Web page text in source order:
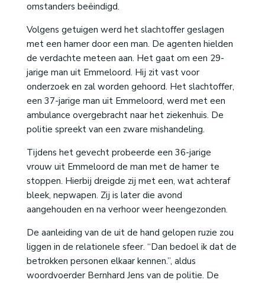
omstanders beëindigd.
Volgens getuigen werd het slachtoffer geslagen
met een hamer door een man. De agenten hielden
de verdachte meteen aan. Het gaat om een 29-
jarige man uit Emmeloord. Hij zit vast voor
onderzoek en zal worden gehoord. Het slachtoffer,
een 37-jarige man uit Emmeloord, werd met een
ambulance overgebracht naar het ziekenhuis. De
politie spreekt van een zware mishandeling.
Tijdens het gevecht probeerde een 36-jarige
vrouw uit Emmeloord de man met de hamer te
stoppen. Hierbij dreigde zij met een, wat achteraf
bleek, nepwapen. Zij is later die avond
aangehouden en na verhoor weer heengezonden.
De aanleiding van de uit de hand gelopen ruzie zou
liggen in de relationele sfeer. “Dan bedoel ik dat de
betrokken personen elkaar kennen.”, aldus
woordvoerder Bernhard Jens van de politie. De